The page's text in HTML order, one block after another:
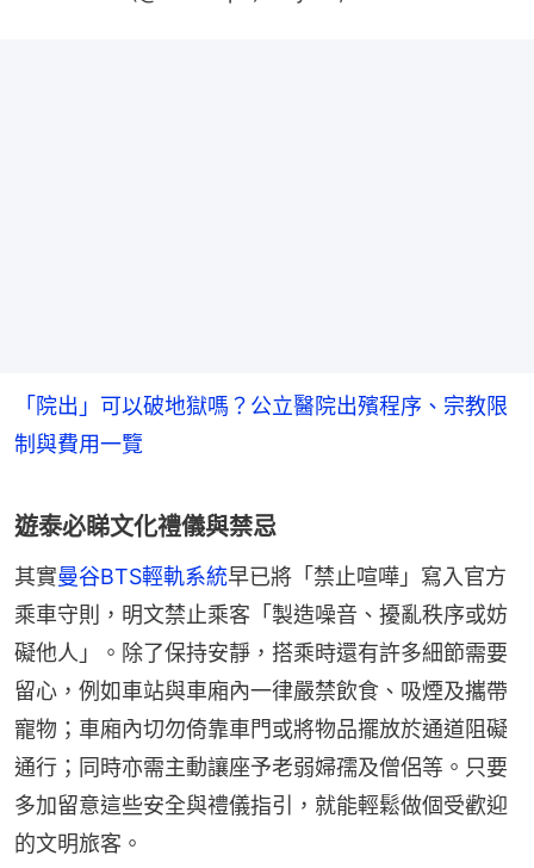
制與費用一覽
其實曼谷BTS輕軌系統早已將「禁止喧嘩」寫入官方
乘車守則，明文禁止乘客「製造噪音、擾亂秩序或妨
礙他人」。除了保持安靜，搭乘時還有許多細節需要
留心，例如車站與車廂內一律嚴禁飲食、吸煙及攜帶
寵物；車廂內切勿倚靠車門或將物品擺放於通道阻礙
通行；同時亦需主動讓座予老弱婦孺及僧侶等。只要
多加留意這些安全與禮儀指引，就能輕鬆做個受歡迎
的文明旅客。